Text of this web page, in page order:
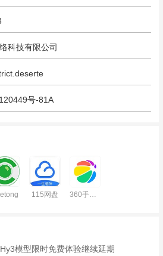
科技有限公司
号-81A
115网盘 360手机助手安卓版
模型限时免费体验继续延期